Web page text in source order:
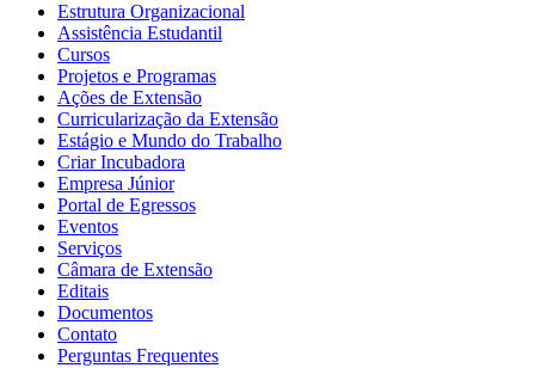
Estrutura Organizacional
Assistência Estudantil
Cursos
Projetos e Programas
Ações de Extensão
Curricularização da Extensão
Estágio e Mundo do Trabalho
Criar Incubadora
Empresa Júnior
Portal de Egressos
Eventos
Serviços
Câmara de Extensão
Editais
Documentos
Contato
Perguntas Frequentes